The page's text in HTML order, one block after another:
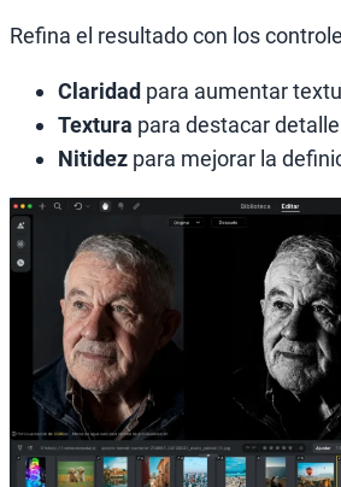
Refina el resultado con los
Claridad para aumentar
Textura para destacar
Nitidez para mejorar la